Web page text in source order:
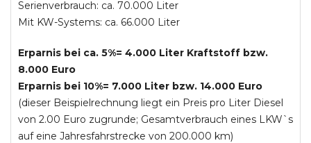
Serienverbrauch: ca. 70.000 Liter
Mit KW-Systems: ca. 66.000 Liter
Erparnis bei ca. 5%= 4.000 Liter Kraftstoff bzw.
8.000 Euro
Erparnis bei 10%= 7.000 Liter bzw. 14.000 Euro
(dieser Beispielrechnung liegt ein Preis pro Liter Diesel
von 2.00 Euro zugrunde; Gesamtverbrauch eines LKW`s
auf eine Jahresfahrstrecke von 200.000 km)